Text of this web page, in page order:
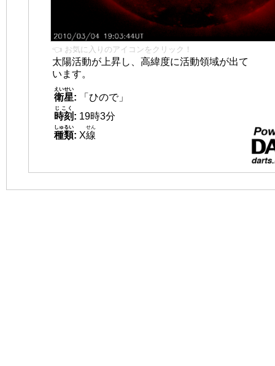
👈 お気に入りのアイコンをクリック！
太陽活動が上昇し、高緯度に活動領域が出て
います。
衛星
えいせい
:
「ひので」
時刻
じこく
: 19時3分
種類
しゅるい
: X線
せん